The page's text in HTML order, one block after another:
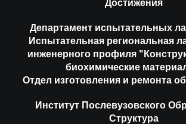
Достижения
Департамент испытательных
Испытательная региональная
инженерного профиля
биохимические
Отдел изготовления и ремонта
Институт Послевузовского
Структура